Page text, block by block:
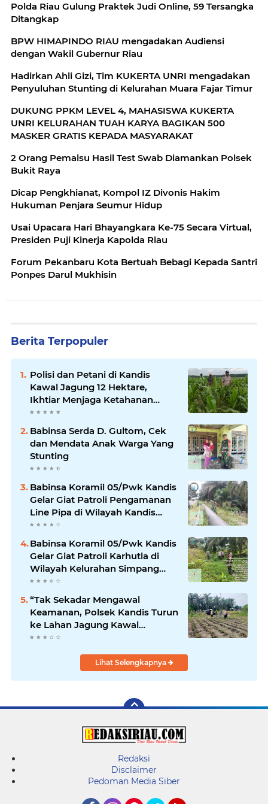
Polda Riau Gulung Praktek Judi Online, 59 Tersangka
Ditangkap
BPW HIMAPINDO RIAU mengadakan Audiensi
dengan Wakil Gubernur Riau
Hadirkan Ahli Gizi, Tim KUKERTA UNRI mengadakan
Penyuluhan Stunting di Kelurahan Muara Fajar Timur
DUKUNG PPKM LEVEL 4, MAHASISWA KUKERTA
UNRI KELURAHAN TUAH KARYA BAGIKAN 500
MASKER GRATIS KEPADA MASYARAKAT
2 Orang Pemalsu Hasil Test Swab Diamankan Polsek
Bukit Raya
Dicap Pengkhianat, Kompol IZ Divonis Hakim
Hukuman Penjara Seumur Hidup
Usai Upacara Hari Bhayangkara Ke-75 Secara Virtual,
Presiden Puji Kinerja Kapolda Riau
Forum Pekanbaru Kota Bertuah Bebagi Kepada Santri
Ponpes Darul Mukhisin
Berita Terpopuler
Polisi dan Petani di Kandis
Kawal Jagung 12 Hektare,
Ikhtiar Menjaga Ketahanan
Pangan
Babinsa Serda D. Gultom, Cek
dan Mendata Anak Warga Yang
Stunting
Babinsa Koramil 05/Pwk Kandis
Gelar Giat Patroli Pengamanan
Line Pipa di Wilayah Kandis
Kandis
Babinsa Koramil 05/Pwk Kandis
Gelar Giat Patroli Karhutla di
Wilayah Kelurahan Simpang
Belutu
“Tak Sekadar Mengawal
Keamanan, Polsek Kandis Turun
ke Lahan Jagung Kawal
Ketahanan Pangan
Lihat Selengkapnya
Redaksi
Disclaimer
Pedoman Media Siber